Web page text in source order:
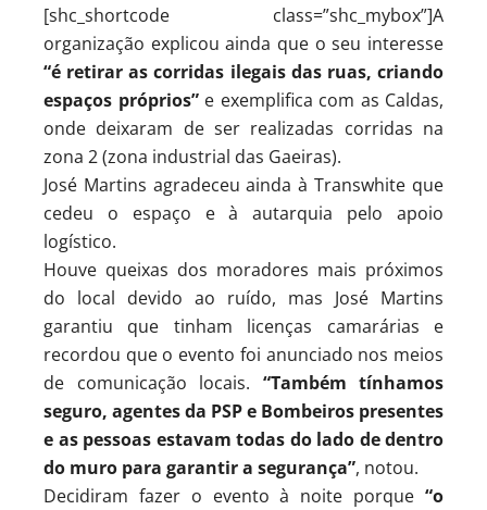
[shc_shortcode class=”shc_mybox”]A
organização explicou ainda que o seu interesse
“é retirar as corridas ilegais das ruas, criando
espaços próprios”e exemplifica com as Caldas,
onde deixaram de ser realizadas corridas na
zona 2 (zona industrial das Gaeiras).
José Martins agradeceu ainda à Transwhite que
cedeu o espaço e à autarquia pelo apoio
logístico.
Houve queixas dos moradores mais próximos
do local devido ao ruído, mas José Martins
garantiu que tinham licenças camarárias e
recordou que o evento foi anunciado nos meios
de comunicação locais. “Também tínhamos
seguro, agentes da PSP e Bombeiros presentes
e as pessoas estavam todas do lado de dentro
do muro para garantir a segurança”, notou.
Decidiram fazer o evento à noite porque “o